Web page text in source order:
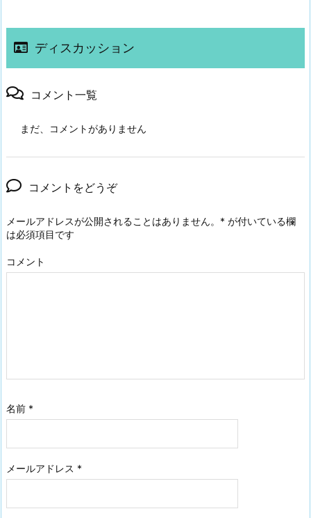
ディスカッション
コメント一覧
まだ、コメントがありません
コメントをどうぞ
メールアドレスが公開されることはありません。 * が付いている欄
は必須項目です
コメント
名前 *
メールアドレス *